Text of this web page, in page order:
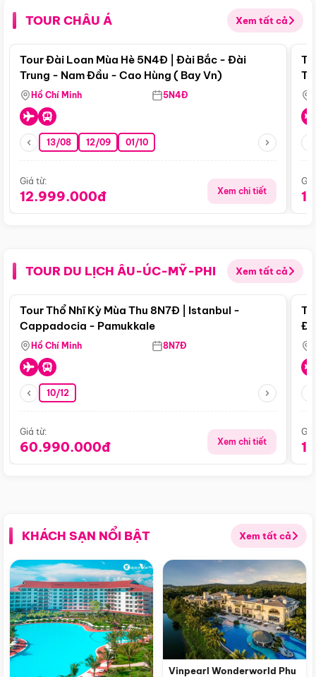
TOUR CHÂU Á Xem tất cả
Điểm nổi bật
Tour Đài Loan Mùa Hè 5N4Đ | Đài Bắc - Đài
Trung - Nam Đầu - Cao Hùng ( Bay Vn)
Hồ Chí Minh 5N4Đ
13/08 12/09 01/10
Giá từ:
12.999.000đ Xem chi tiết
TOUR DU LỊCH ÂU-ÚC-MỸ-PHI Xem tất cả
Điểm nổi bật
Tour Thổ Nhĩ Kỳ Mùa Thu 8N7Đ | Istanbul -
Cappadocia - Pamukkale
Hồ Chí Minh 8N7Đ
10/12
Giá từ:
60.990.000đ Xem chi tiết
KHÁCH SẠN NỔI BẬT Xem tất cả
Vinpearl Wonderworld Phu